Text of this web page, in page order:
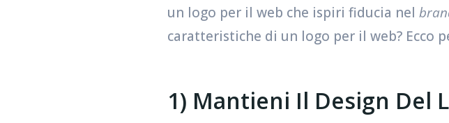
un logo per il web che ispiri fiducia nel
caratteristiche di un logo per il web? Ecco
1) Mantieni Il Design Del